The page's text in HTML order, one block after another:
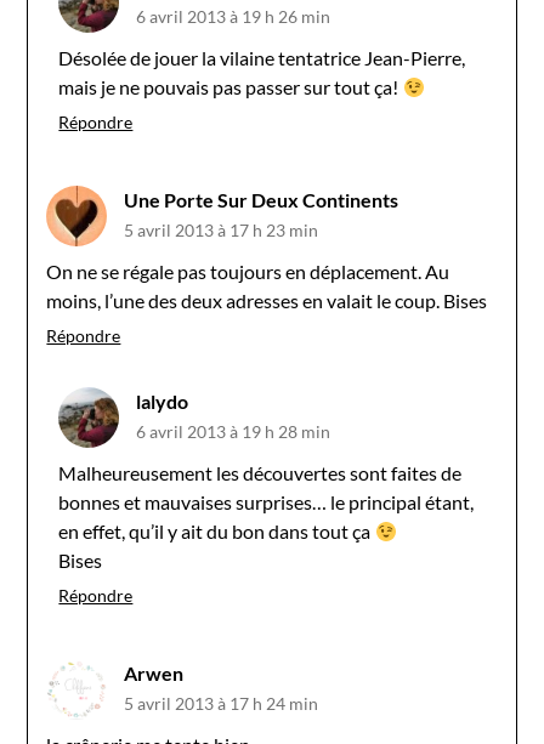
6 avril 2013 à 19 h 26 min
Désolée de jouer la vilaine tentatrice Jean-Pierre,
mais je ne pouvais pas passer sur tout ça!
Répondre
Une Porte Sur Deux Continents
5 avril 2013 à 17 h 23 min
On ne se régale pas toujours en déplacement. Au
moins, l’une des deux adresses en valait le coup. Bises
Répondre
lalydo
6 avril 2013 à 19 h 28 min
Malheureusement les découvertes sont faites de
bonnes et mauvaises surprises… le principal étant,
en effet, qu’il y ait du bon dans tout ça
Bises
Répondre
Arwen
5 avril 2013 à 17 h 24 min